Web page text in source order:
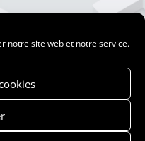
notre site web et notre service.